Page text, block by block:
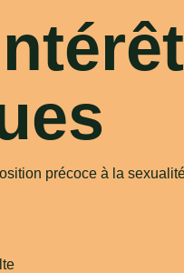
précoce à la